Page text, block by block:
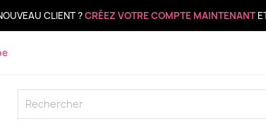
CLIENT ?CRÉEZ VOTRE COMPTE MAINTENANT